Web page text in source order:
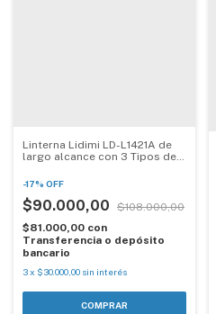
Linterna Lidimi LD-L1421A de
largo alcance con 3 Tipos de
-17% OFF
$90.000,00
$108.000,00
$81.000,00 con
Transferencia o depósito
bancario
3x $30.000,00 sin interés